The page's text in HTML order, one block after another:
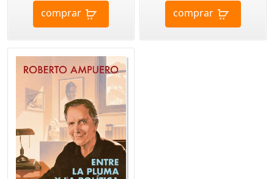
comprar comprar